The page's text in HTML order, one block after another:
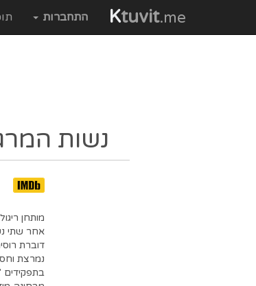
Ktuvit.me התחברות
נשות
מותחן
אחר שתי
דוברת
נמרצת